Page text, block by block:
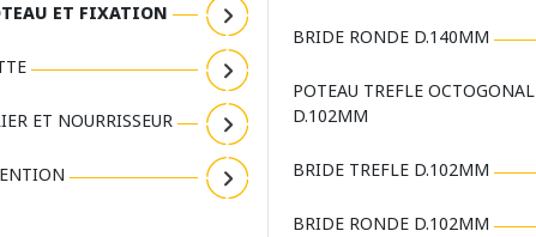
ET FIXATION
ET NOURRISSEUR
BRIDE RONDE D.140MM
POTEAU TREFLE OCTOGONAL
D.102MM
BRIDE TREFLE D.102MM
BRIDE RONDE D.102MM